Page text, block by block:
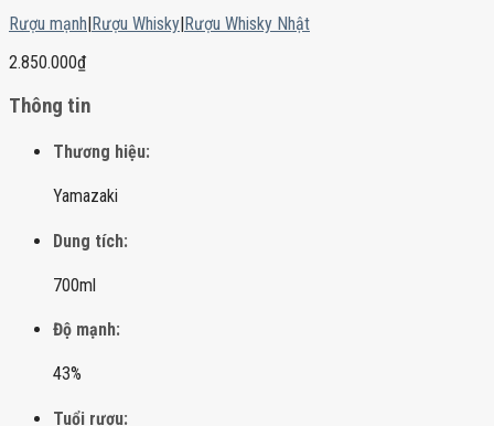
Rượu mạnh|Rượu Whisky|Rượu Whisky Nhật
2.850.000₫
Thông tin
Thương hiệu:
Yamazaki
Dung tích:
700ml
Độ mạnh:
43%
Tuổi rượu: